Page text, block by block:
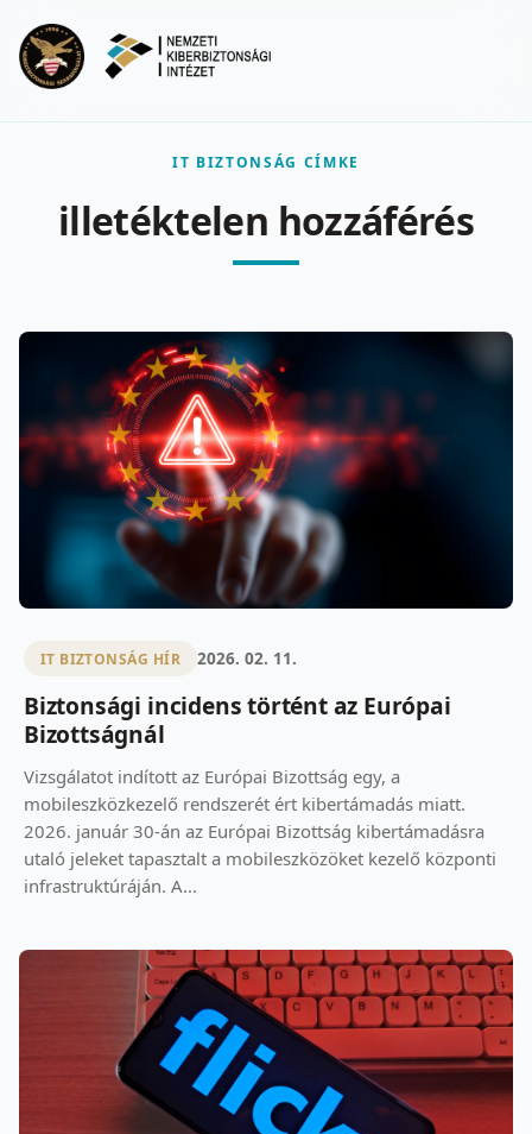
IT BIZTONSÁG CÍMKE
illetéktelen hozzáférés
IT BIZTONSÁG HÍR 2026. 02. 11.
Biztonsági incidens történt az Európai
Bizottságnál
Vizsgálatot indított az Európai Bizottság egy, a
mobileszközkezelő rendszerét ért kibertámadás miatt.
2026. január 30-án az Európai Bizottság kibertámadásra
utaló jeleket tapasztalt a mobileszközöket kezelő központi
infrastruktúráján. A...